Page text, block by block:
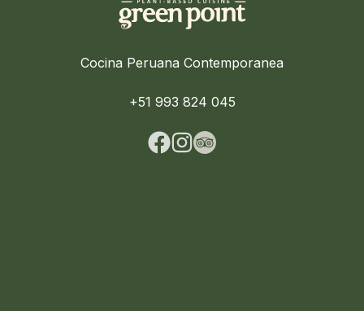
Cocina Peruana Contemporanea
+51 993 824 045